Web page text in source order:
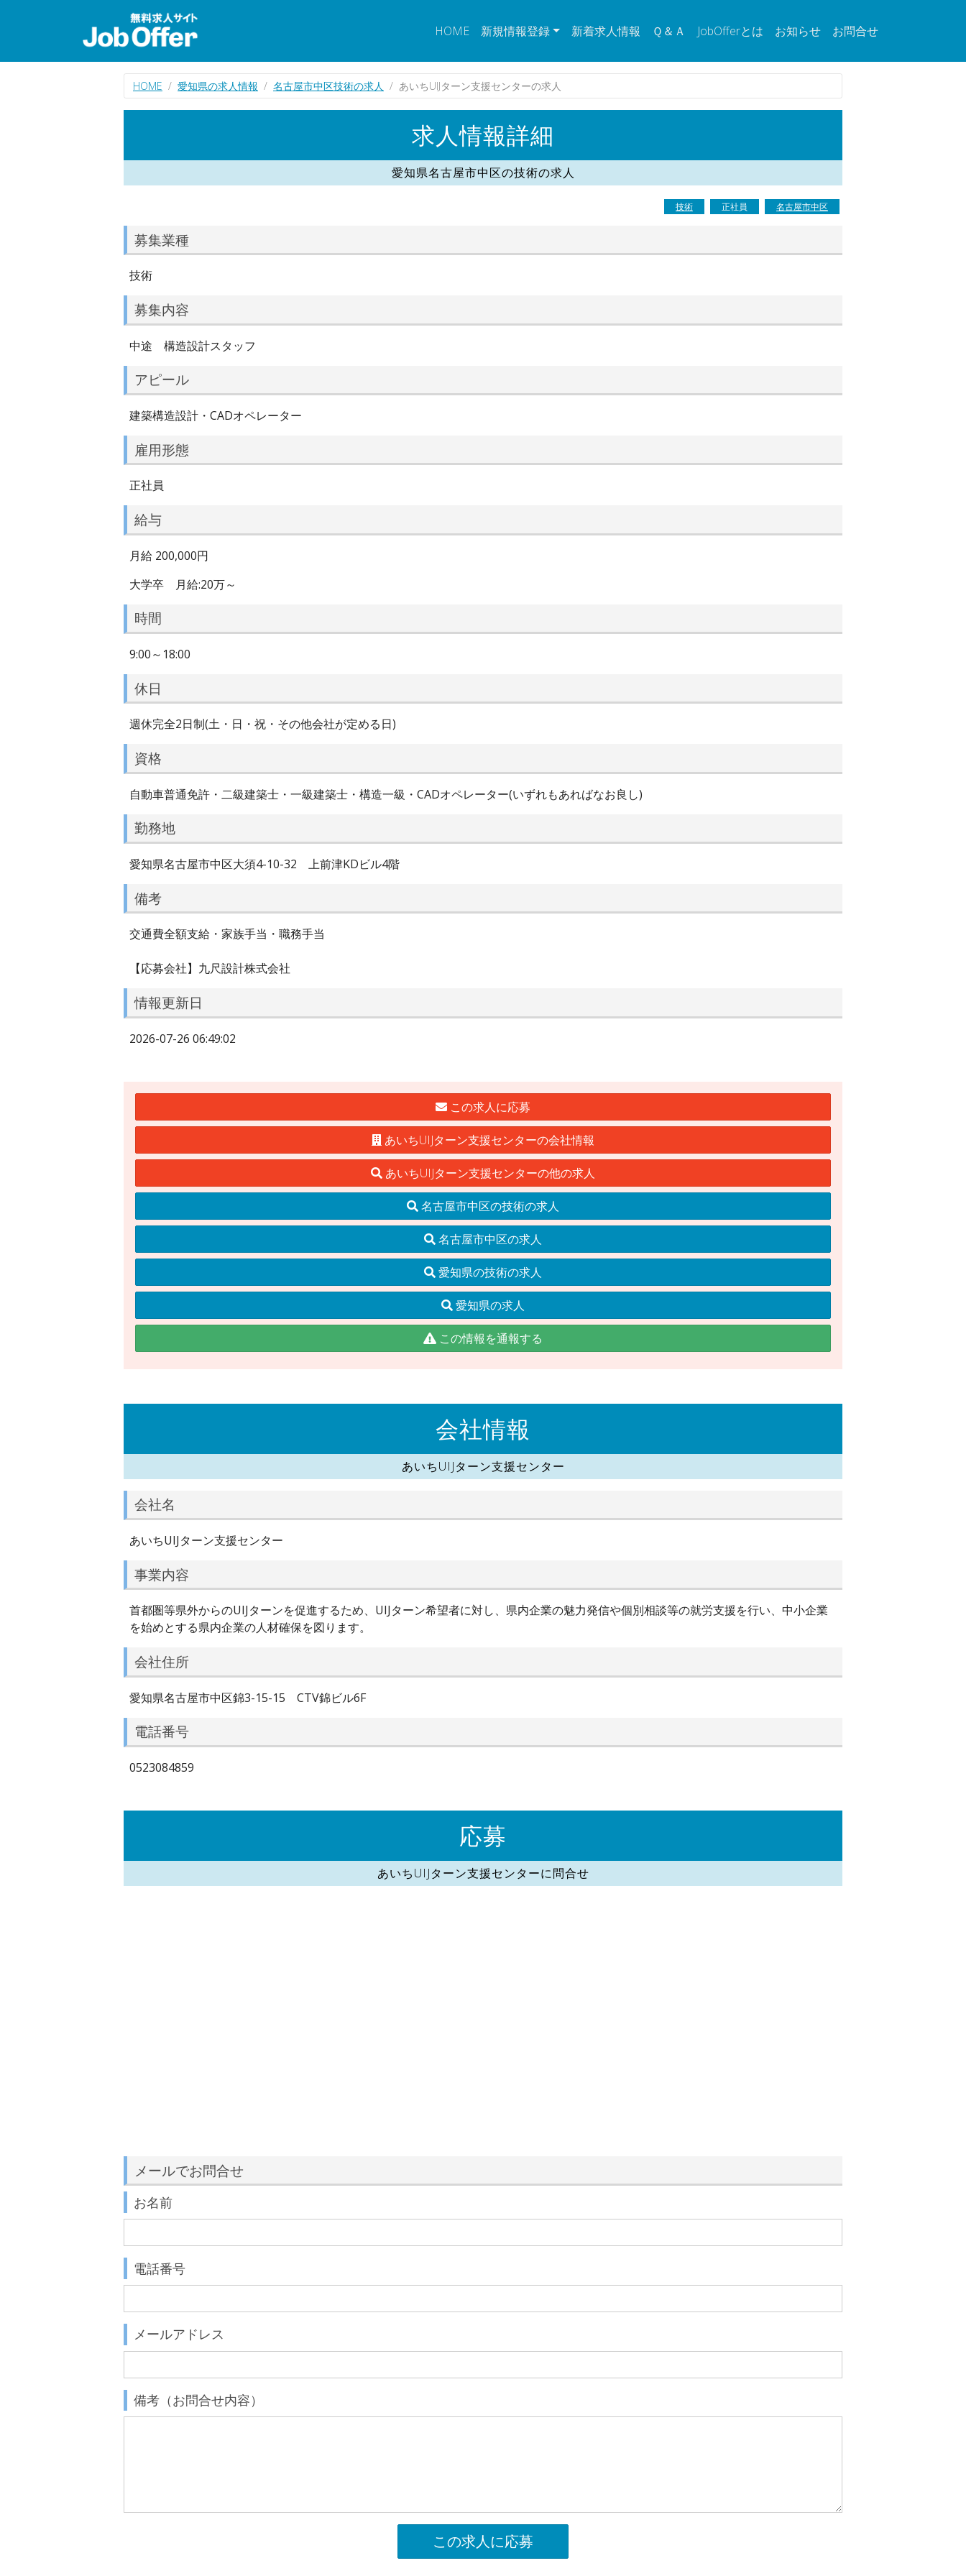
HOME 新規情報登録 新着求人情報 Ｑ＆Ａ JobOfferとは お知らせ お問合せ
HOME 愛知県の求人情報 名古屋市中区技術の求人 あいちUIJターン支援センターの求人
求人情報詳細
愛知県名古屋市中区の技術の求人
技術 正社員 名古屋市中区
募集業種
技術
募集内容
中途 構造設計スタッフ
アピール
建築構造設計・CADオペレーター
雇用形態
正社員
給与
月給 200,000円
大学卒 月給:20万～
時間
9:00～18:00
休日
週休完全2日制(土・日・祝・その他会社が定める日)
資格
自動車普通免許・二級建築士・一級建築士・構造一級・CADオペレーター(いずれもあればなお良し)
勤務地
愛知県名古屋市中区大須4-10-32 上前津KDビル4階
備考
交通費全額支給・家族手当・職務手当
【応募会社】九尺設計株式会社
情報更新日
2026-07-26 06:49:02
この求人に応募
あいちUIJターン支援センターの会社情報
あいちUIJターン支援センターの他の求人
名古屋市中区の技術の求人
名古屋市中区の求人
愛知県の技術の求人
愛知県の求人
この情報を通報する
会社情報
あいちUIJターン支援センター
会社名
あいちUIJターン支援センター
事業内容
首都圏等県外からのUIJターンを促進するため、UIJターン希望者に対し、県内企業の魅力発信や個別相談等の就労支援を行い、中小企業
を始めとする県内企業の人材確保を図ります。
会社住所
愛知県名古屋市中区錦3-15-15 CTV錦ビル6F
電話番号
0523084859
応募
あいちUIJターン支援センターに問合せ
メールでお問合せ
お名前
電話番号
メールアドレス
備考（お問合せ内容）
この求人に応募